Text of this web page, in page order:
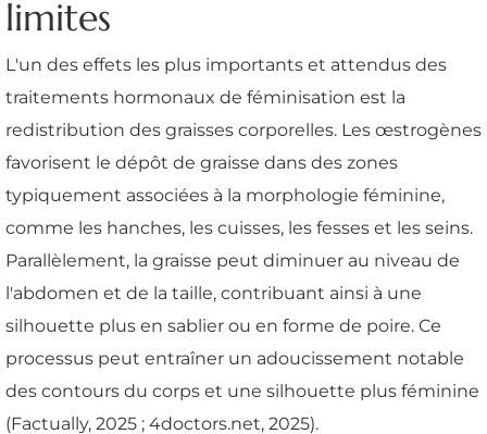
limites
L'un des effets les plus importants et attendus des
traitements hormonaux de féminisation est la
redistribution des graisses corporelles. Les œstrogènes
favorisent le dépôt de graisse dans des zones
typiquement associées à la morphologie féminine,
comme les hanches, les cuisses, les fesses et les seins.
Parallèlement, la graisse peut diminuer au niveau de
l'abdomen et de la taille, contribuant ainsi à une
silhouette plus en sablier ou en forme de poire. Ce
processus peut entraîner un adoucissement notable
des contours du corps et une silhouette plus féminine
(Factually, 2025 ; 4doctors.net, 2025).